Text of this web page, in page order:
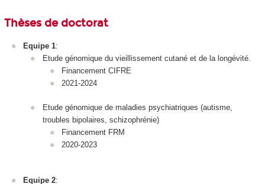
Thèses de doctorat
Equipe 1:
Etude génomique du vieillissement cutané et de la longévité.
Financement CIFRE
2021-2024
Etude génomique de maladies psychiatriques (autisme,
troubles bipolaires, schizophrénie)
Financement FRM
2020-2023
Equipe 2: